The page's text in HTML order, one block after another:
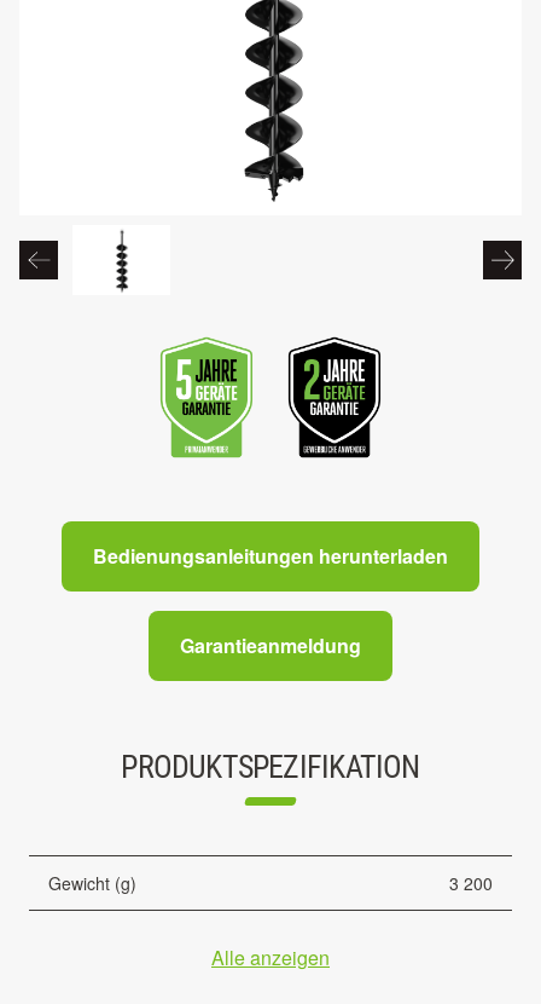
Bedienungsanleitungen herunterladen
Garantieanmeldung
PRODUKTSPEZIFIKATION
Gewicht (g) 3 200
Alle anzeigen